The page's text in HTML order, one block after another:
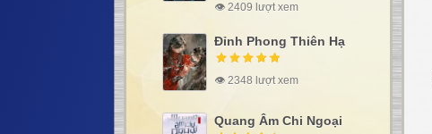
👁 2409 lượt xem
Đỉnh Phong Thiên Hạ
👁 2348 lượt xem
Quang Âm Chi Ngoại